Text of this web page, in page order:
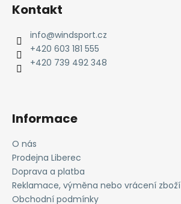
Kontakt
info@windsport.cz
+420 603 181 555
+420 739 492 348
Informace
O nás
Prodejna Liberec
Doprava a platba
Reklamace, výměna nebo vrácení zboží
Obchodní podmínky